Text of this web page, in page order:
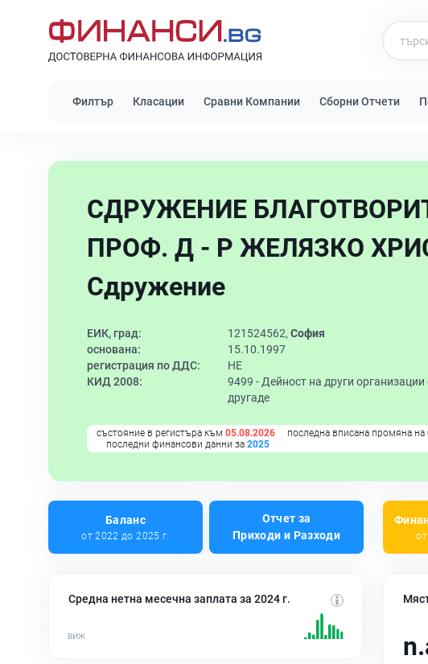
Филтър Класации Сравни Компании Сборни Отчети
СДРУЖЕНИЕ
ПРОФ. Д - Р ЖЕЛЯЗКО
Сдружение
ЕИК, град: 121524562, София
основана:
15.10.1997
регистрация по ДДС:
НЕ
КИД 2008:
9499 - Дейност на други
другаде
състояние в регистъра към 05.08.2026 последна вписана промяна на
последни финансови данни за 2025
Баланс
от 2022 до 2025 г.
Отчет за
Приходи и Разходи
Средна нетна месечна заплата за 2024 г.